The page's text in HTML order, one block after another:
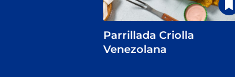
Parrillada Criolla
Venezolana